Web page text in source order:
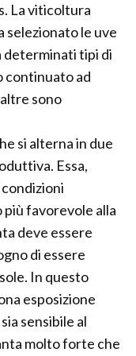
La viticoltura
selezionato le uve
determinati tipi di
continuato ad
sono
si alterna in due
Essa,
favorevole alla
deve essere
di essere
In questo
esposizione
sensibile al
molto forte che